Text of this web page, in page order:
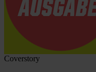
Coverstory